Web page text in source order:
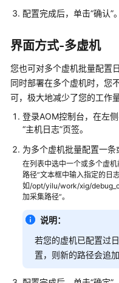
坡
域）
用
户
指
南
（2.0）
隆
坡
区
域）
API
参
考
隆
配置完成后，单击“确认”。
界面方式-多虚机
您也可对多个虚机批量配置
同时部署在多个虚机时，您
可，极大地减少了您的工作量
登录AOM控制台，在左
“主机日志”页签。
为多个虚机批量配置一条
在列表中选中一个或多个虚
路径”文本框中输入指定的日
如/opt/yilu/work/xig/
加采集路径”。
说明：
若您的虚机已配置过
置，则新的路径会追